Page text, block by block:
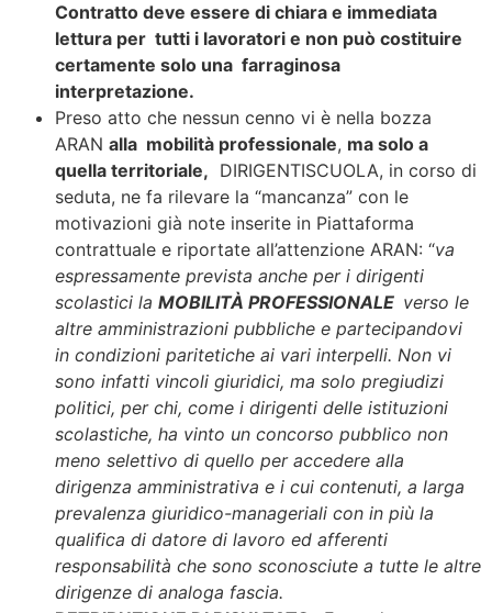
Contratto deve essere di chiara e immediata
lettura per tutti i lavoratori e non può costituire
certamente solo una farraginosa
interpretazione.
Preso atto che nessun cenno vi è nella bozza
ARAN alla mobilità professionale, ma solo a
quella territoriale, DIRIGENTISCUOLA, in corso di
seduta, ne fa rilevare la “mancanza” con le
motivazioni già note inserite in Piattaforma
contrattuale e riportate all’attenzione ARAN: “va
espressamente prevista anche per i dirigenti
scolastici la MOBILITÀ PROFESSIONALE verso le
altre amministrazioni pubbliche e partecipandovi
in condizioni paritetiche ai vari interpelli. Non vi
sono infatti vincoli giuridici, ma solo pregiudizi
politici, per chi, come i dirigenti delle istituzioni
scolastiche, ha vinto un concorso pubblico non
meno selettivo di quello per accedere alla
dirigenza amministrativa e i cui contenuti, a larga
prevalenza giuridico-manageriali con in più la
qualifica di datore di lavoro ed afferenti
responsabilità che sono sconosciute a tutte le altre
dirigenze di analoga fascia.